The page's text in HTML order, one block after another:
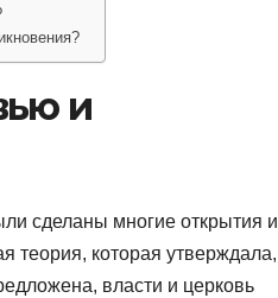
и
сделаны многие открытия и
теория, которая утверждала,
власти и церковь